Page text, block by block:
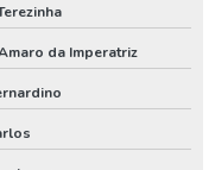
da Imperatriz